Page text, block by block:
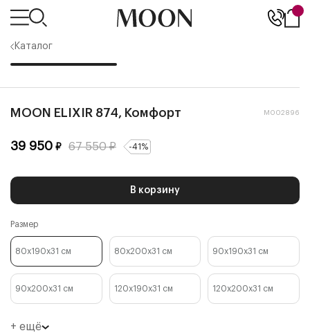
Каталог
MOON ELIXIR 874, Комфорт М002896
39 950 ₽ 67 550₽ -41 %
В корзину
Размер
80x190x31 см 80x200x31 см 90x190x31 см
90x200x31 см 120x190x31 см 120x200x31 см
+ ещё